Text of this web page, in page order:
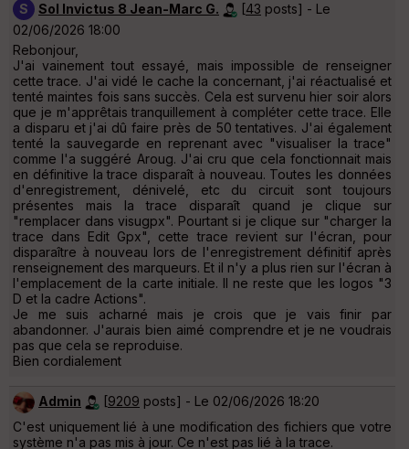
S Sol Invictus 8 Jean-Marc G. [43 posts] - Le
02/06/2026 18:00
Rebonjour,
J'ai vainement tout essayé, mais impossible de renseigner
cette trace. J'ai vidé le cache la concernant, j'ai réactualisé et
tenté maintes fois sans succès. Cela est survenu hier soir alors
que je m'apprêtais tranquillement à compléter cette trace. Elle
a disparu et j'ai dû faire près de 50 tentatives. J'ai également
tenté la sauvegarde en reprenant avec "visualiser la trace"
comme l'a suggéré Aroug. J'ai cru que cela fonctionnait mais
en définitive la trace disparaît à nouveau. Toutes les données
d'enregistrement, dénivelé, etc du circuit sont toujours
présentes mais la trace disparaît quand je clique sur
"remplacer dans visugpx". Pourtant si je clique sur "charger la
trace dans Edit Gpx", cette trace revient sur l'écran, pour
disparaître à nouveau lors de l'enregistrement définitif après
renseignement des marqueurs. Et il n'y a plus rien sur l'écran à
l'emplacement de la carte initiale. Il ne reste que les logos "3
D et la cadre Actions".
Je me suis acharné mais je crois que je vais finir par
abandonner. J'aurais bien aimé comprendre et je ne voudrais
pas que cela se reproduise.
Bien cordialement
Admin [9209 posts] - Le 02/06/2026 18:20
C'est uniquement lié à une modification des fichiers que votre
système n'a pas mis à jour. Ce n'est pas lié à la trace.